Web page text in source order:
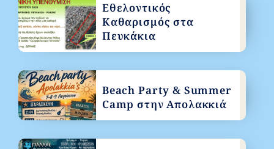
Εθελοντικός
Καθαρισμός στα
Πευκάκια
Beach Party & Summer
Camp στην Απολακκιά